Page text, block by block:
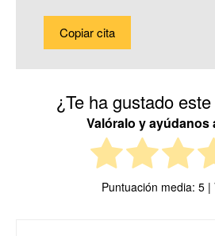
Copiar cita
¿Te ha gustado
Valóralo y ayúdanos
Puntuación media: 5|